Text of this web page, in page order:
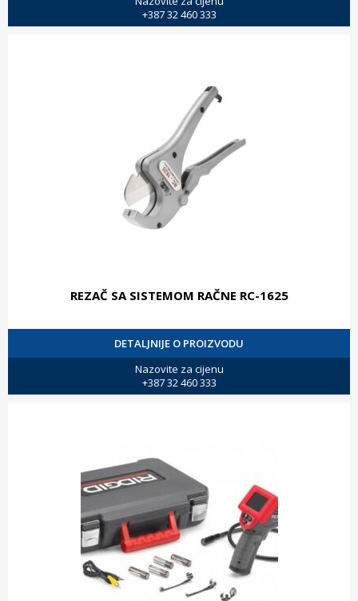
+387 32 460 333
REZAČ SA SISTEMOM RAČNE RC-1625
DETALJNIJE O PROIZVODU
Nazovite za cijenu
+387 32 460 333